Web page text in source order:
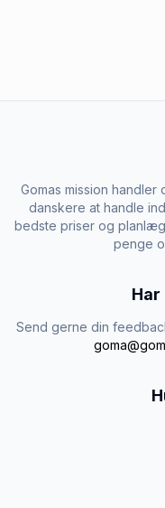
Gomas mission
danskere at handle
bedste priser og
penge
Har
Send gerne din